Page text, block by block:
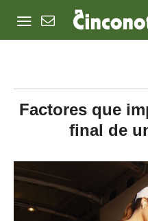
Factores que
final de